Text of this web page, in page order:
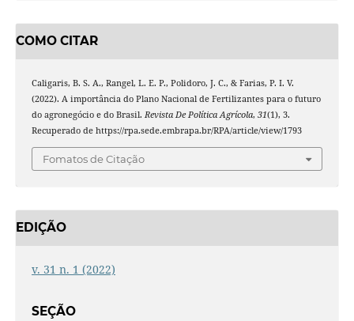
COMO CITAR
Caligaris, B. S. A., Rangel, L. E. P., Polidoro, J. C., & Farias, P. I. V.
(2022). A importância do Plano Nacional de Fertilizantes para o futuro
do agronegócio e do Brasil. Revista De Política Agrícola, 31(1), 3.
Recuperado de https://rpa.sede.embrapa.br/RPA/article/view/1793
Fomatos de Citação
EDIÇÃO
v. 31 n. 1 (2022)
SEÇÃO